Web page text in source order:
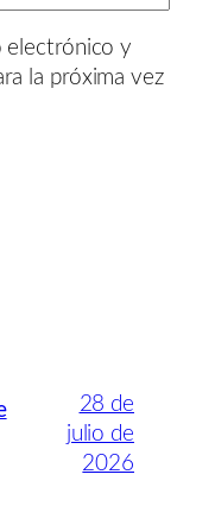
electrónico y
la próxima vez
28 de
julio de
2026